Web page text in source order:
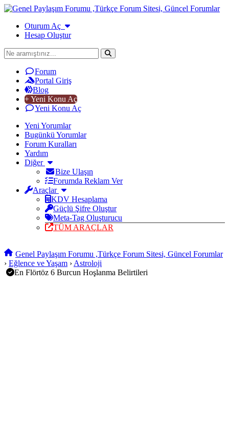
Oturum Aç
Hesap Oluştur
Forum
Portal Giriş
Blog
+ Yeni Konu Aç
Yeni Konu Aç
Yeni Yorumlar
Bugünkü Yorumlar
Forum Kuralları
Yardım
Diğer
Bize Ulaşın
Forumda Reklam Ver
Araçlar
KDV Hesaplama
Güçlü Şifre Oluştur
Meta-Tag Oluşturucu
TÜM ARAÇLAR
Genel Paylaşım Forumu ,Türkçe Forum Sitesi, Güncel Forumlar
› Eğlence ve Yaşam › Astroloji
En Flörtöz 6 Burcun Hoşlanma Belirtileri